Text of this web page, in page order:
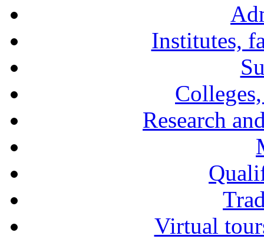
Institutes,
Research
Virtual